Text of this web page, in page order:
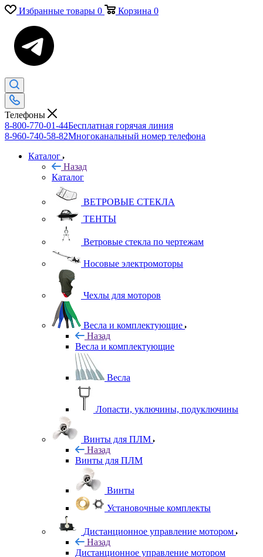
Избранные товары 0 Корзина 0
Телефоны
8-800-770-01-44Бесплатная горячая линия
8-960-740-58-82Многоканальный номер телефона
Каталог
Назад
Каталог
ВЕТРОВЫЕ СТЕКЛА
ТЕНТЫ
Ветровые стекла по чертежам
Носовые электромоторы
Чехлы для моторов
Весла и комплектующие
Назад
Весла и комплектующие
Весла
Лопасти, уключины, подуключины
Винты для ПЛМ
Назад
Винты для ПЛМ
Винты
Установочные комплекты
Дистанционное управление мотором
Назад
Дистанционное управление мотором